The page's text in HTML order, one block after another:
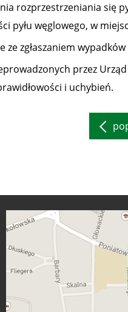
rozprzestrzeniania się
pyłu węglowego, w
ze zgłaszaniem
przez
i uchybień.